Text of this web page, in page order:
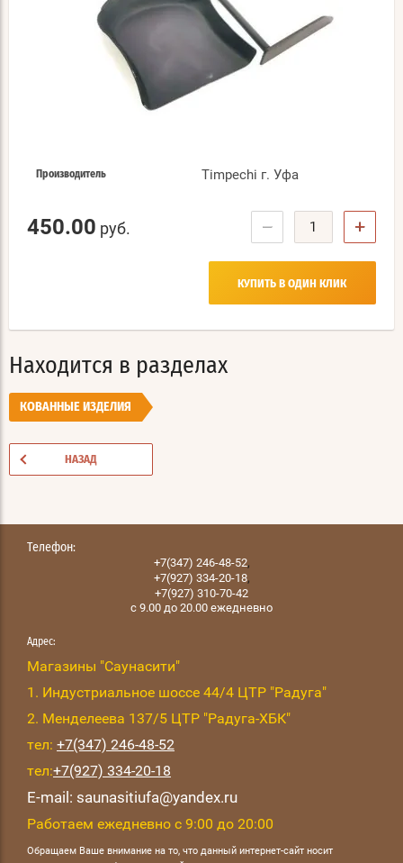
Производитель Тimpechi г. Уфа
450.00 руб. − +
КУПИТЬ В ОДИН КЛИК
Находится в разделах
КОВАННЫЕ ИЗДЕЛИЯ
НАЗАД
Телефон:
+7(347) 246-48-52,
+7(927) 334-20-18,
+7(927) 310-70-42
с 9.00 до 20.00 ежедневно
Адрес:
Магазины "Саунасити"
1. Индустриальное шоссе 44/4 ЦТР "Радуга"
2. Менделеева 137/5 ЦТР "Радуга-ХБК"
тел: +7(347) 246-48-52
тел:+7(927) 334-20-18
E-mail: saunasitiufa@yandex.ru
Работаем ежедневно с 9:00 до 20:00
Обращаем Ваше внимание на то, что данный интернет-сайт носит